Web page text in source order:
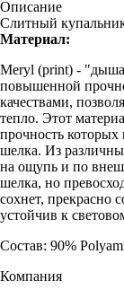
Описание
Слитный
Материал:
Meryl (print) -
повышенной
качествами,
тепло. Этот
прочность которых
шелка. Из
на ощупь и по
шелка, но
сохнет, прекрасно
устойчив к
Состав: 90%
Компания